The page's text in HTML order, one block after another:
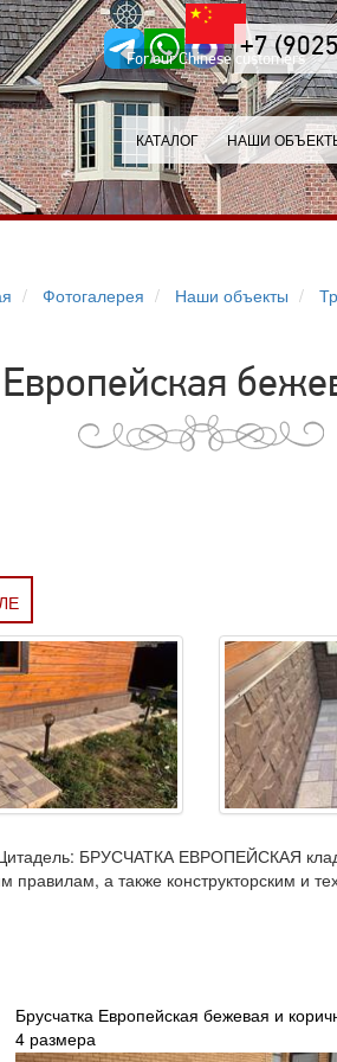
For our Chinese customers
+7
КАТАЛОГ НАШИ
Фотогалерея Наши объекты
БРУСЧАТКА ЕВРОПЕЙСКАЯ
правилам, а также конструкторским и
Брусчатка Европейская бежевая и
4 размера